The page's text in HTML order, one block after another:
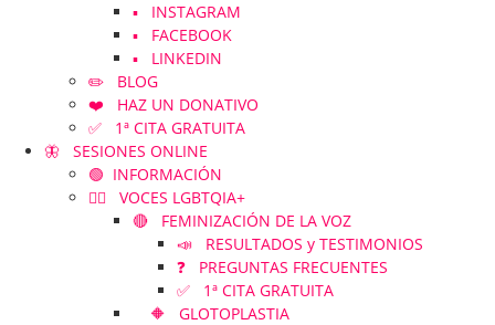
▪️ INSTAGRAM
▪️ FACEBOOK
▪️ LINKEDIN
✏️ BLOG
❤️ HAZ UN DONATIVO
✅ 1ª CITA GRATUITA
🦋 SESIONES ONLINE
🟢 INFORMACIÓN
🏳️‍🌈 VOCES LGBTQIA+
🔴 FEMINIZACIÓN DE LA VOZ
📣 RESULTADOS y TESTIMONIOS
❓ PREGUNTAS FRECUENTES
✅ 1ª CITA GRATUITA
🔶 GLOTOPLASTIA